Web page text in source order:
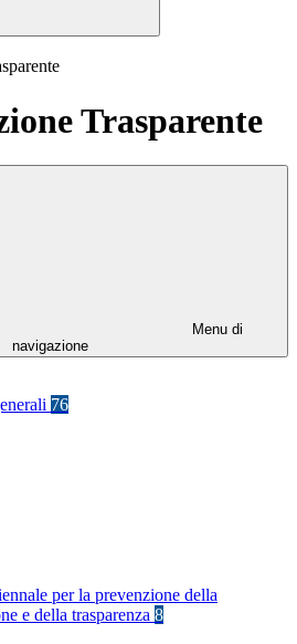
Trasparente
Menu di
navigazione
76
per la prevenzione della
e della trasparenza 8